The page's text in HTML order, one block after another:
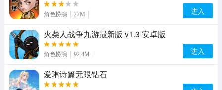
角色扮演 27M 进入
火柴人战争九游最新版 v1.3 安卓版
角色扮演 92.4M 进入
爱琳诗篇无限钻石